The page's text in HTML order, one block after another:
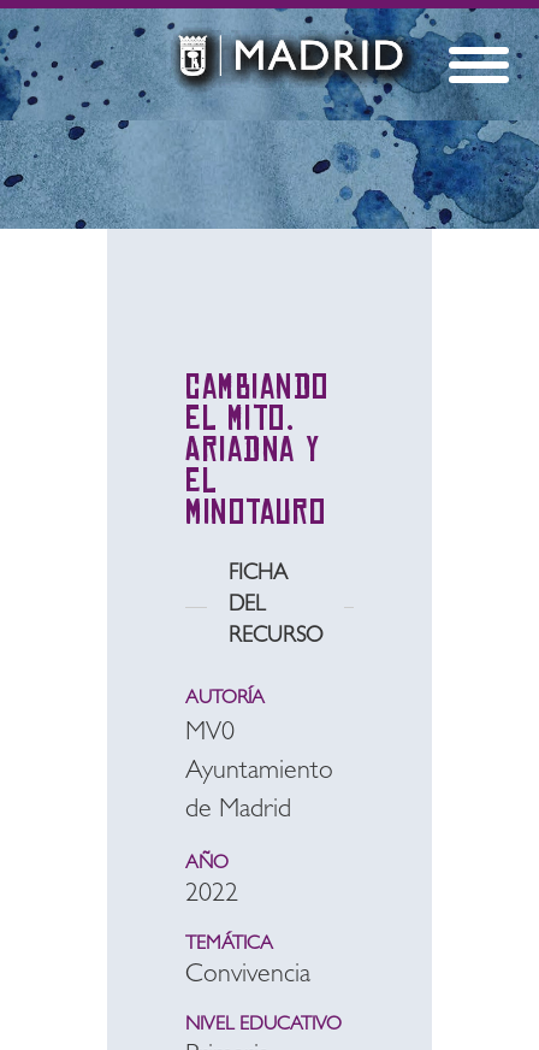
Cambiando
el mito.
Ariadna y
el
Minotauro
FICHA
DEL
RECURSO
AUTORÍA
MV0
Ayuntamiento
de Madrid
AÑO
2022
TEMÁTICA
Convivencia
NIVEL EDUCATIVO